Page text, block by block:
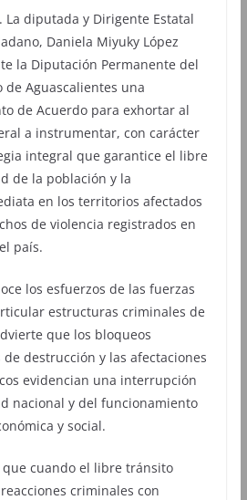
La diputada y Dirigente Estatal
Daniela Miyuky López
la Diputación Permanente del
de Aguascalientes una
de Acuerdo para exhortar al
a instrumentar, con carácter
integral que garantice el libre
de la población y la
en los territorios afectados
de violencia registrados en
país.
los esfuerzos de las fuerzas
estructuras criminales de
que los bloqueos
destrucción y las afectaciones
evidencian una interrupción
nacional y del funcionamiento
y social.
cuando el libre tránsito
criminales con